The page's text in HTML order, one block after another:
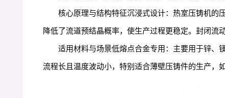
核心原理与结构特征沉浸式设计：热室压铸机的
降低了流道预结晶概率，使生产过程更稳定。封闭流
适用材料与场景低熔点合金专用：主要用于锌、
流程长且温度波动小，特别适合薄壁压铸件的生产，